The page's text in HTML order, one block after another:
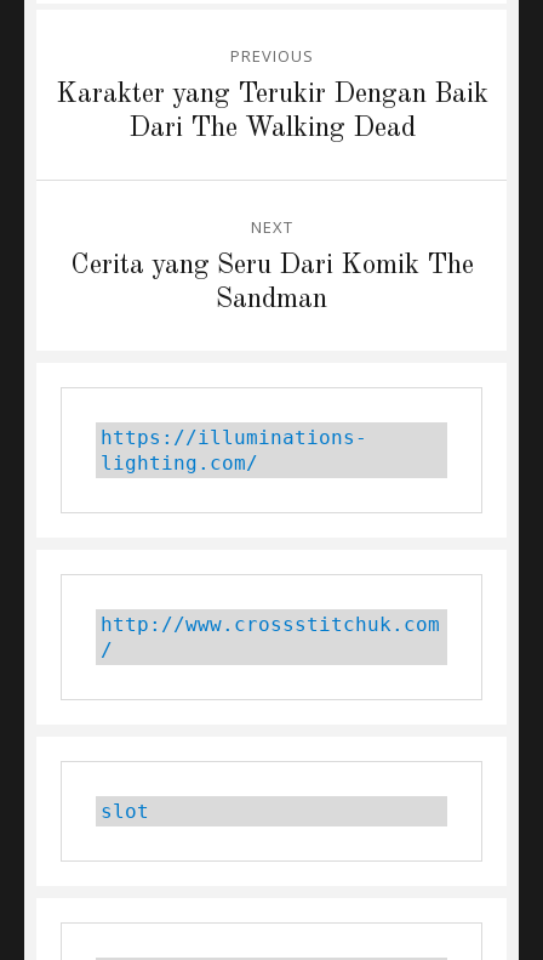
navigation
PREVIOUS
Previous
Karakter yang Terukir Dengan Baik
Dari The Walking Dead
NEXT
NextCerita yang Seru Dari Komik The
Sandman
https://illuminations-
lighting.com/
http://www.crossstitchuk.com
/
slot